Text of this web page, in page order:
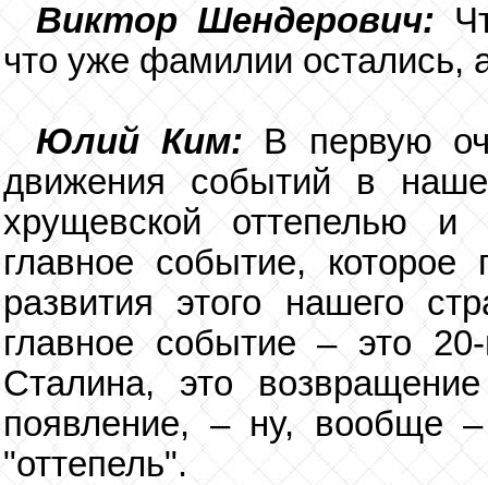
Виктор Шендерович:
что уже фамилии остались,
Юлий Ким: В первую
движения событий в
хрущевской оттепелью и
главное событие,
развития этого нашего
главное событие – это
Сталина, это
появление, – ну, вообще
"оттепель".